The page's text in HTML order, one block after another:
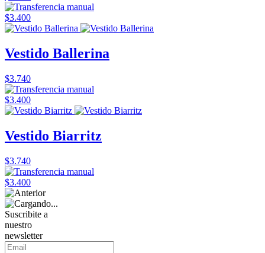
$3.400
Vestido Ballerina
$3.740
$3.400
Vestido Biarritz
$3.740
$3.400
Suscribite a
nuestro
newsletter